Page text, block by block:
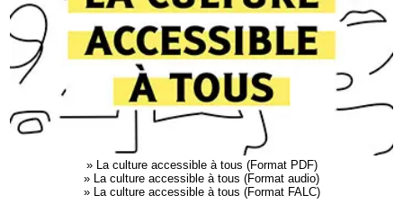
»
La culture accessible à tous (Format PDF)
»
La culture accessible à tous (Format audio)
»
La culture accessible à tous (Format FALC)